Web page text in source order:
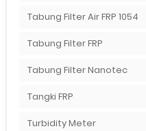
Tabung Filter Air FRP 1054
Tabung Filter FRP
Tabung Filter Nanotec
Tangki FRP
Turbidity Meter